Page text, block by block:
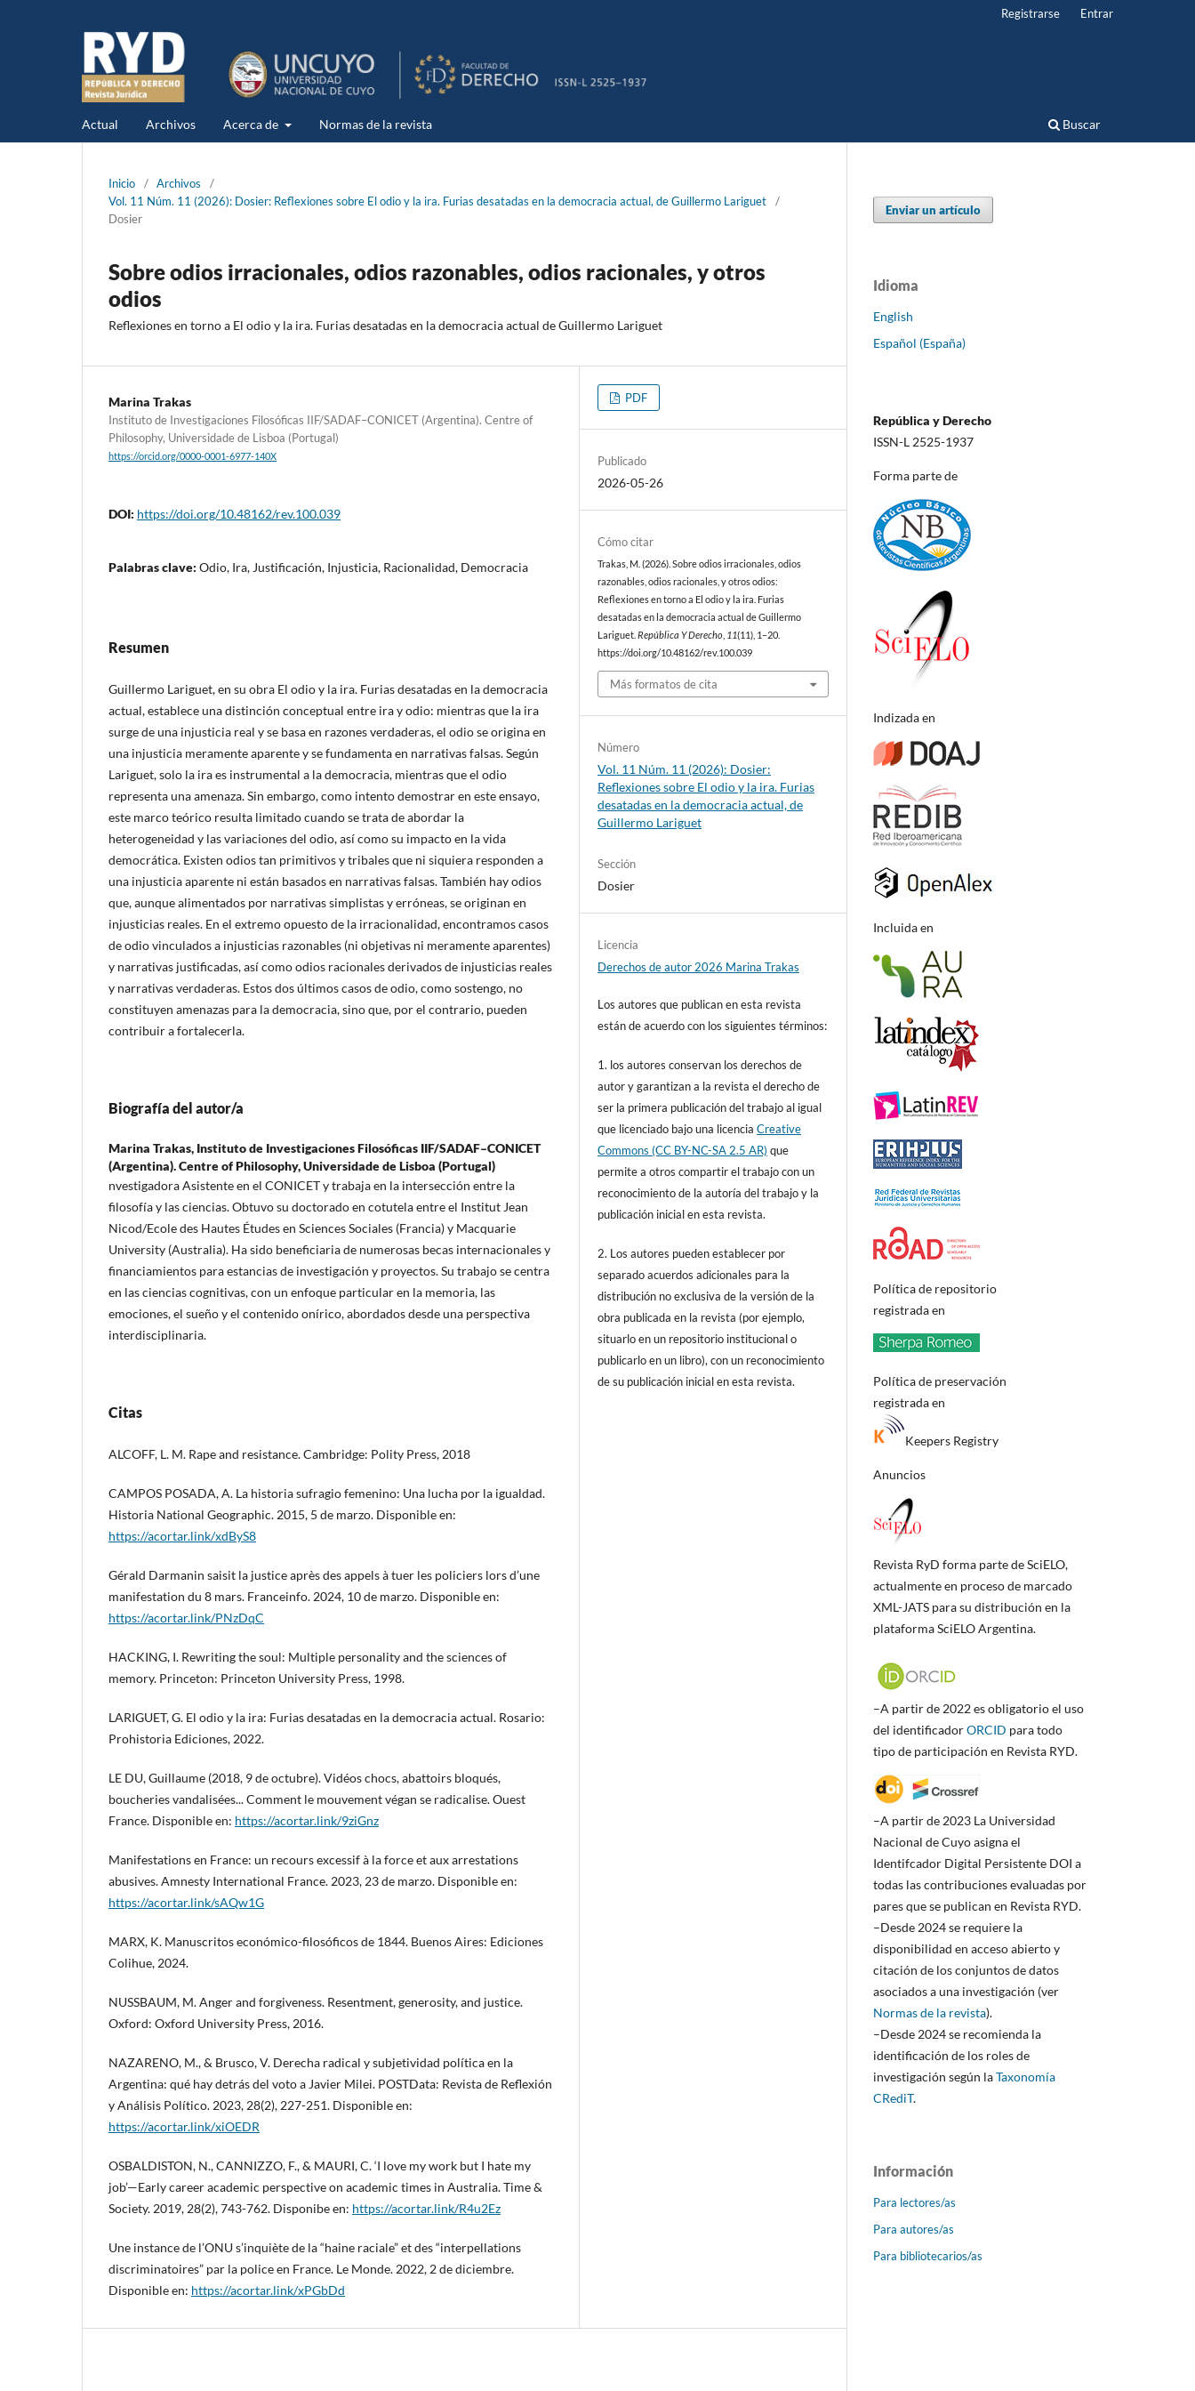
Actual Archivos Acerca de Normas de la revista Buscar
Registrarse Entrar
Inicio / Archivos
/
Vol. 11 Núm. 11 (2026): Dosier: Reflexiones sobre El odio y la ira. Furias desatadas en la democracia actual, de Guillermo Lariguet
/
Dosier
Sobre odios irracionales, odios razonables, odios racionales, y otros
odios
Reflexiones en torno a El odio y la ira. Furias desatadas en la democracia actual de Guillermo Lariguet
Marina Trakas
Instituto de Investigaciones Filosóficas IIF/SADAF–CONICET (Argentina). Centre of
Philosophy, Universidade de Lisboa (Portugal)
https://orcid.org/0000-0001-6977-140X
DOI: https://doi.org/10.48162/rev.100.039
Palabras clave: Odio, Ira, Justificación, Injusticia, Racionalidad, Democracia
Resumen
Guillermo Lariguet, en su obra El odio y la ira. Furias desatadas en la democracia
actual, establece una distinción conceptual entre ira y odio: mientras que la ira
surge de una injusticia real y se basa en razones verdaderas, el odio se origina en
una injusticia meramente aparente y se fundamenta en narrativas falsas. Según
Lariguet, solo la ira es instrumental a la democracia, mientras que el odio
representa una amenaza. Sin embargo, como intento demostrar en este ensayo,
este marco teórico resulta limitado cuando se trata de abordar la
heterogeneidad y las variaciones del odio, así como su impacto en la vida
democrática. Existen odios tan primitivos y tribales que ni siquiera responden a
una injusticia aparente ni están basados en narrativas falsas. También hay odios
que, aunque alimentados por narrativas simplistas y erróneas, se originan en
injusticias reales. En el extremo opuesto de la irracionalidad, encontramos casos
de odio vinculados a injusticias razonables (ni objetivas ni meramente aparentes)
y narrativas justificadas, así como odios racionales derivados de injusticias reales
y narrativas verdaderas. Estos dos últimos casos de odio, como sostengo, no
constituyen amenazas para la democracia, sino que, por el contrario, pueden
contribuir a fortalecerla.
Biografía del autor/a
Marina Trakas, Instituto de Investigaciones Filosóficas IIF/SADAF–CONICET
(Argentina). Centre of Philosophy, Universidade de Lisboa (Portugal)
nvestigadora Asistente en el CONICET y trabaja en la intersección entre la
filosofía y las ciencias. Obtuvo su doctorado en cotutela entre el Institut Jean
Nicod/Ecole des Hautes Études en Sciences Sociales (Francia) y Macquarie
University (Australia). Ha sido beneficiaria de numerosas becas internacionales y
financiamientos para estancias de investigación y proyectos. Su trabajo se centra
en las ciencias cognitivas, con un enfoque particular en la memoria, las
emociones, el sueño y el contenido onírico, abordados desde una perspectiva
interdisciplinaria.
Citas
ALCOFF, L. M. Rape and resistance. Cambridge: Polity Press, 2018
CAMPOS POSADA, A. La historia sufragio femenino: Una lucha por la igualdad.
Historia National Geographic. 2015, 5 de marzo. Disponible en:
https://acortar.link/xdByS8
Gérald Darmanin saisit la justice après des appels à tuer les policiers lors d’une
manifestation du 8 mars. Franceinfo. 2024, 10 de marzo. Disponible en:
https://acortar.link/PNzDqC
HACKING, I. Rewriting the soul: Multiple personality and the sciences of
memory. Princeton: Princeton University Press, 1998.
LARIGUET, G. El odio y la ira: Furias desatadas en la democracia actual. Rosario:
Prohistoria Ediciones, 2022.
LE DU, Guillaume (2018, 9 de octubre). Vidéos chocs, abattoirs bloqués,
boucheries vandalisées... Comment le mouvement végan se radicalise. Ouest
France. Disponible en: https://acortar.link/9ziGnz
Manifestations en France: un recours excessif à la force et aux arrestations
abusives. Amnesty International France. 2023, 23 de marzo. Disponible en:
https://acortar.link/sAQw1G
MARX, K. Manuscritos económico-filosóficos de 1844. Buenos Aires: Ediciones
Colihue, 2024.
NUSSBAUM, M. Anger and forgiveness. Resentment, generosity, and justice.
Oxford: Oxford University Press, 2016.
NAZARENO, M., & Brusco, V. Derecha radical y subjetividad política en la
Argentina: qué hay detrás del voto a Javier Milei. POSTData: Revista de Reflexión
y Análisis Político. 2023, 28(2), 227-251. Disponible en:
https://acortar.link/xiOEDR
OSBALDISTON, N., CANNIZZO, F., & MAURI, C. ‘I love my work but I hate my
job’—Early career academic perspective on academic times in Australia. Time &
Society. 2019, 28(2), 743-762. Disponibe en: https://acortar.link/R4u2Ez
Une instance de l’ONU s’inquiète de la “haine raciale” et des “interpellations
discriminatoires” par la police en France. Le Monde. 2022, 2 de diciembre.
Disponible en: https://acortar.link/xPGbDd
PDF
Publicado
2026-05-26
Cómo citar
Trakas, M. (2026). Sobre odios irracionales, odios
razonables, odios racionales, y otros odios:
Reflexiones en torno a El odio y la ira. Furias
desatadas en la democracia actual de Guillermo
Lariguet.República Y Derecho 11(11), 1–20.
https://doi.org/10.48162/rev.100.039
Más formatos de cita
Número
Vol. 11 Núm. 11 (2026): Dosier:
Reflexiones sobre El odio y la ira. Furias
desatadas en la democracia actual, de
Guillermo Lariguet
Sección
Dosier
Licencia
Derechos de autor 2026 Marina Trakas
Los autores que publican en esta revista
están de acuerdo con los siguientes términos:
1. los autores conservan los derechos de
autor y garantizan a la revista el derecho de
ser la primera publicación del trabajo al igual
que licenciado bajo una licenciaCreative
Commons (CC BY-NC-SA 2.5 AR) que
permite a otros compartir el trabajo con un
reconocimiento de la autoría del trabajo y la
publicación inicial en esta revista.
2. Los autores pueden establecer por
separado acuerdos adicionales para la
distribución no exclusiva de la versión de la
obra publicada en la revista (por ejemplo,
situarlo en un repositorio institucional o
publicarlo en un libro), con un reconocimiento
de su publicación inicial en esta revista.
Enviar un artículo
Idioma
English
Español (España)
República y Derecho
ISSN-L 2525-1937
Forma parte de
Indizada en
Incluida en
Política de repositorio
registrada en
Política de preservación
registrada en
Keepers Registry
Anuncios
Revista RyD forma parte de SciELO,
actualmente en proceso de marcado
XML-JATS para su distribución en la
plataforma SciELO Argentina.
–A partir de 2022 es obligatorio el uso
del identificadorORCID para todo
tipo de participación en Revista RYD.
–A partir de 2023 La Universidad
Nacional de Cuyo asigna el
Identifcador Digital Persistente DOI a
todas las contribuciones evaluadas por
pares que se publican en Revista RYD.
–Desde 2024 se requiere la
disponibilidad en acceso abierto y
citación de los conjuntos de datos
asociados a una investigación (ver
Normas de la revista).
–Desde 2024 se recomienda la
identificación de los roles de
investigación según laTaxonomía
CRediT.
Información
Para lectores/as
Para autores/as
Para bibliotecarios/as